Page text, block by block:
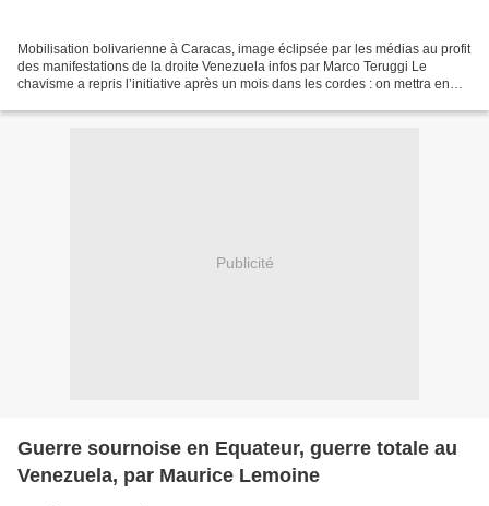
Mobilisation bolivarienne à Caracas, image éclipsée par les médias au profit
des manifestations de la droite Venezuela infos par Marco Teruggi Le
chavisme a repris l’initiative après un mois dans les cordes : on mettra en
Publicité
Guerre sournoise en Equateur, guerre totale au
Venezuela, par Maurice Lemoine